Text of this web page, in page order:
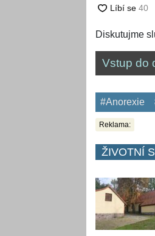
Diskutujme
Vstup do
#Anorexie
Reklama:
ŽIVOTNÍ